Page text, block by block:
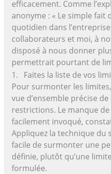
efficacement. Comme
anonyme : « Le simple fait
quotidien dans
collaborateurs et moi, à
disposé à nous donner
permettrait pourtant de
1. Faites la liste de vos
Pour surmonter les
vue d’ensemble précise de
restrictions. Le manque
facilement invoqué,
Appliquez la technique du
facile de surmonter une
définie, plutôt qu’une
formulée.